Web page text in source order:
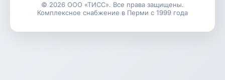
© 2026 ООО «ТИСС». Все права защищены.
Комплексное снабжение в Перми с 1999 года